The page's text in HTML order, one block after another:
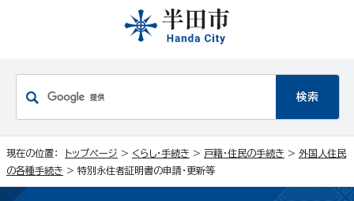
現在の位置： トップページ > くらし・手続き > 戸籍・住民の手続き > 外国人住民
の各種手続き > 特別永住者証明書の申請・更新等